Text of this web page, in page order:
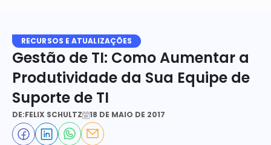
RECURSOS E ATUALIZAÇÕES
Gestão de TI: Como Aumentar a
Produtividade da Sua Equipe de
Suporte de TI
DE:FELIX SCHULTZ 18 DE MAIO DE 2017